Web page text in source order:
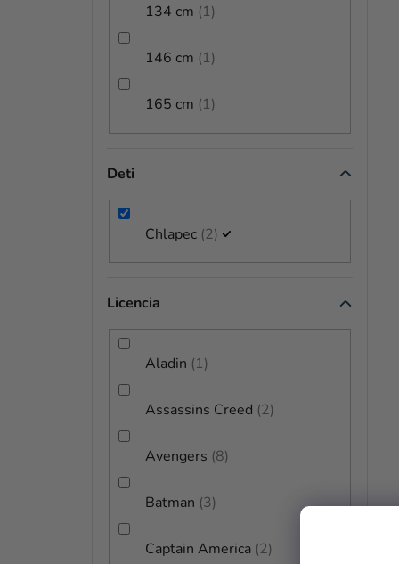
134 cm 1
146 cm 1
165 cm 1
Deti
Chlapec 2
Licencia
Aladin 1
Assassins Creed 2
Avengers 8
Batman 3
Captain America 2